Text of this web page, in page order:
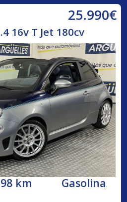
25.990€
16v T Jet 180cv
km Gasolina